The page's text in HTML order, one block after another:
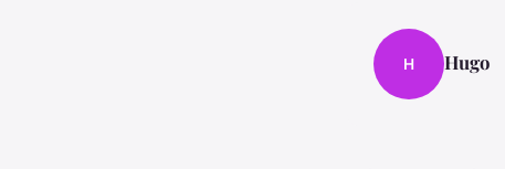
H Hugo